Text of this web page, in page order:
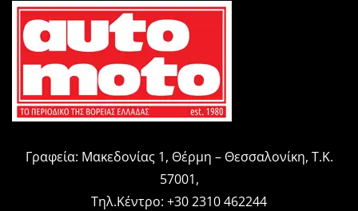
Γραφεία: Μακεδονίας 1, Θέρμη – Θεσσαλονίκη, Τ.Κ.
57001,
Τηλ.Κέντρο: +30 2310 462244